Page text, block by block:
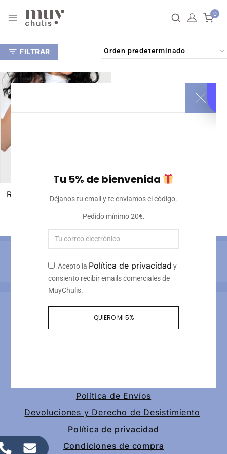
0
FILTRAR
Riñonera personalizada
Información de contacto
Calle tomas redondo 3, piso 4, puerta 2
Política de Envíos
Devoluciones y Derecho de Desistimiento
Política de privacidad
Condiciones de compra
Tu 5% de bienvenida
Déjanos tu email y te enviamos el código.
Pedido mínimo 20€.
Acepto la Política de privacidad y
consiento recibir emails comerciales de
MuyChulis.
QUIERO MI 5%